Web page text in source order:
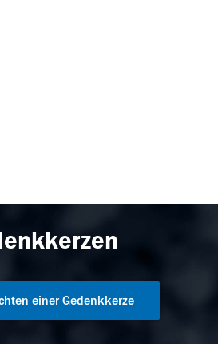
einer Gedenkkerze